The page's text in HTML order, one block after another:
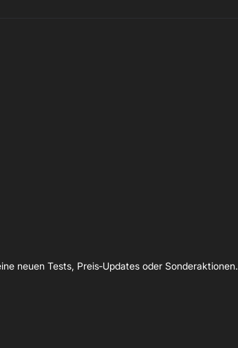
neuen Tests, Preis‑Updates oder Sonderaktionen.